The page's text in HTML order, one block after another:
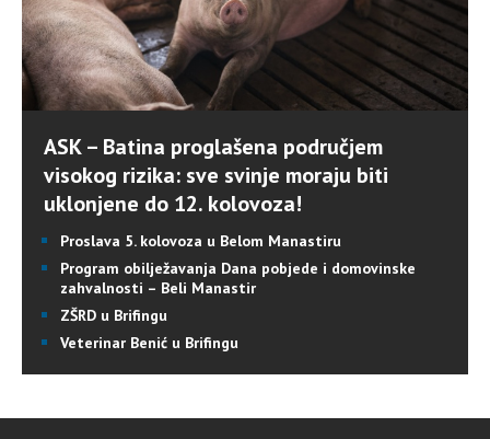
ASK – Batina proglašena područjem
visokog rizika: sve svinje moraju biti
uklonjene do 12. kolovoza!
Proslava 5. kolovoza u Belom Manastiru
Program obilježavanja Dana pobjede i domovinske
zahvalnosti – Beli Manastir
ZŠRD u Brifingu
Veterinar Benić u Brifingu